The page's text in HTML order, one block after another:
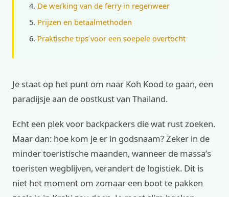
De werking van de ferry in regenweer
Prijzen en betaalmethoden
Praktische tips voor een soepele overtocht
Je staat op het punt om naar Koh Kood te gaan, een
paradijsje aan de oostkust van Thailand.
Echt een plek voor backpackers die wat rust zoeken.
Maar dan: hoe kom je er in godsnaam? Zeker in de
minder toeristische maanden, wanneer de massa’s
toeristen wegblijven, verandert de logistiek. Dit is
niet het moment om zomaar een boot te pakken